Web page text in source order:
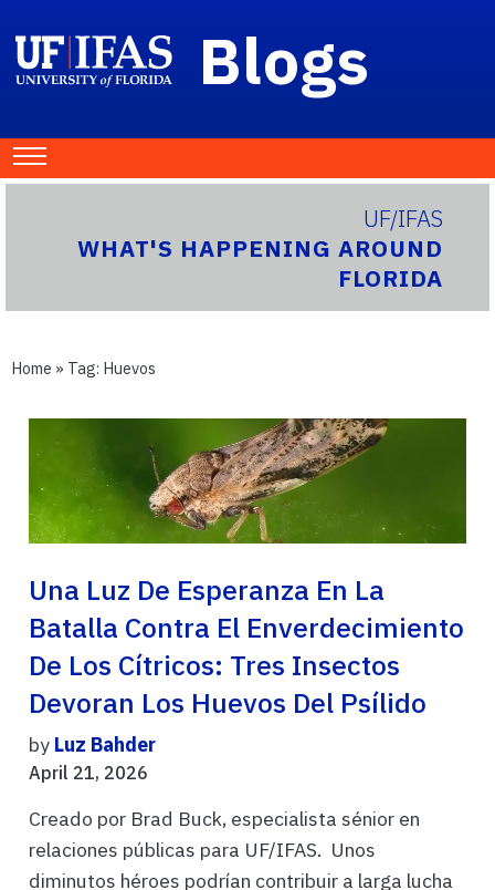
Blogs
UF/IFAS
WHAT'S HAPPENING AROUND
FLORIDA
Home » Tag: Huevos
Una Luz De Esperanza En La
Batalla Contra El Enverdecimiento
De Los Cítricos: Tres Insectos
Devoran Los Huevos Del Psílido
by Luz Bahder
April 21, 2026
Creado por Brad Buck, especialista sénior en
relaciones públicas para UF/IFAS. Unos
diminutos héroes podrían contribuir a larga lucha